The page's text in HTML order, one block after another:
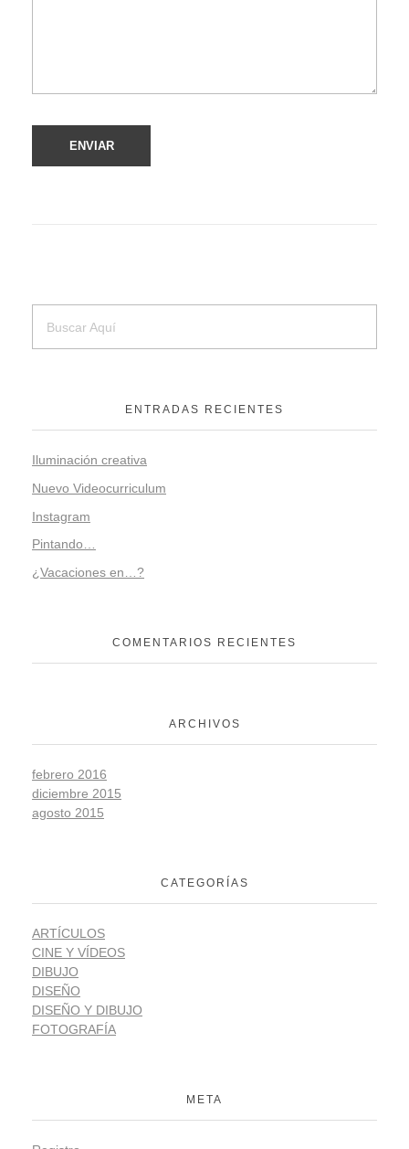
ENTRADAS RECIENTES
Iluminación creativa
Nuevo Videocurriculum
Instagram
Pintando…
¿Vacaciones en…?
COMENTARIOS RECIENTES
ARCHIVOS
febrero 2016
diciembre 2015
agosto 2015
CATEGORÍAS
ARTÍCULOS
CINE Y VÍDEOS
DIBUJO
DISEÑO
DISEÑO Y DIBUJO
FOTOGRAFÍA
META